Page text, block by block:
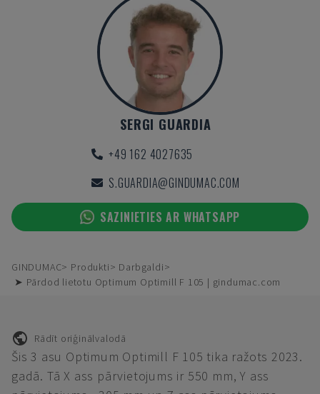
SERGI GUARDIA
+49 162 4027635
S.GUARDIA@GINDUMAC.COM
SAZINIETIES AR WHATSAPP
GINDUMAC Produkti
Darbgaldi
➤ Pārdod lietotu Optimum Optimill F 105 | gindumac.com
Rādīt oriģinālvalodā
Šis 3 asu Optimum Optimill F 105 tika ražots 2023.
gadā. Tā X ass pārvietojums ir 550 mm, Y ass